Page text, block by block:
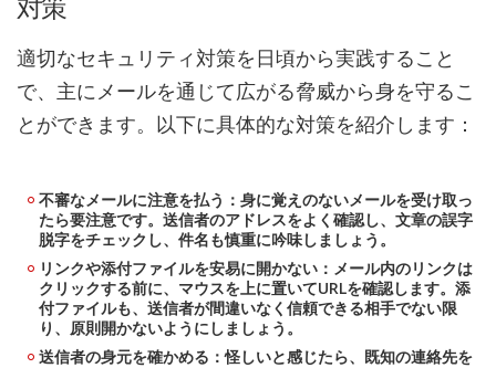
対策
適切なセキュリティ対策を日頃から実践すること
で、主にメールを通じて広がる脅威から身を守るこ
とができます。以下に具体的な対策を紹介します：
不審なメールに注意を払う：身に覚えのないメールを受け取っ
たら要注意です。送信者のアドレスをよく確認し、文章の誤字
脱字をチェックし、件名も慎重に吟味しましょう。
リンクや添付ファイルを安易に開かない：メール内のリンクは
クリックする前に、マウスを上に置いてURLを確認します。添
付ファイルも、送信者が間違いなく信頼できる相手でない限
り、原則開かないようにしましょう。
送信者の身元を確かめる：怪しいと感じたら、既知の連絡先を